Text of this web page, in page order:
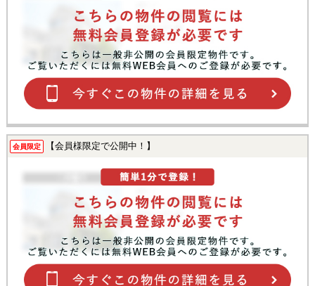
会員限定 【会員様限定で公開中！】